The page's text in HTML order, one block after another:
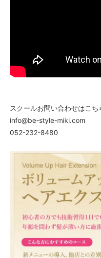
スクールお問い合わせはこち
info@be-style-miki.com
052-232-8480